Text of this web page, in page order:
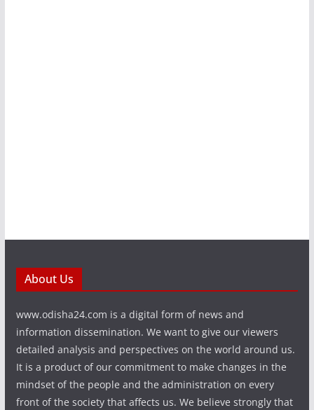
About Us
www.odisha24.com is a digital form of news and
information dissemination. We want to give our viewers
detailed analysis and perspectives on the world around us.
It is a product of our commitment to make changes in the
mindset of the people and the administration on every
front of the society that affects us. We believe strongly that